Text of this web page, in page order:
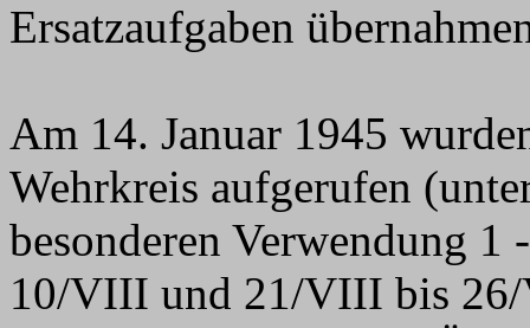
Ersatzaufgaben
Am 14. Januar 1945
Wehrkreis aufgerufen
besonderen Verwendung
10/VIII und 21/VIII bis